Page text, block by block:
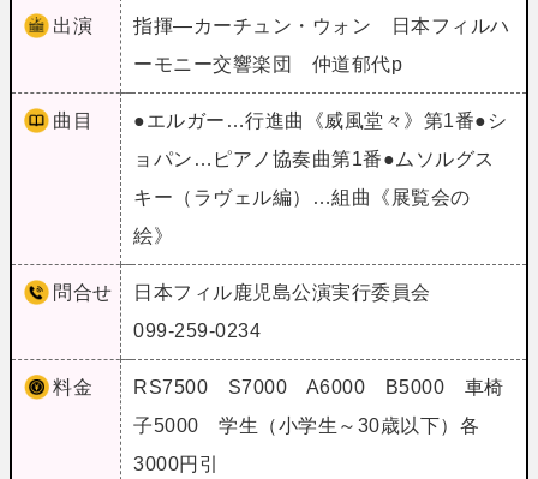
出演
指揮―カーチュン・ウォン 日本フィルハ
ーモニー交響楽団 仲道郁代p
曲目
●エルガー…行進曲《威風堂々》第1番●シ
ョパン…ピアノ協奏曲第1番●ムソルグス
キー（ラヴェル編）…組曲《展覧会の
絵》
問合せ
日本フィル鹿児島公演実行委員会
099-259-0234
料金
RS7500 S7000 A6000 B5000 車椅
子5000 学生（小学生～30歳以下）各
3000円引